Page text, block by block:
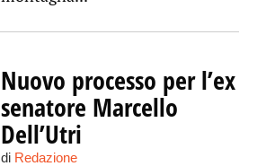
Nuovo processo per l’ex
senatore Marcello
Dell’Utri
di Redazione